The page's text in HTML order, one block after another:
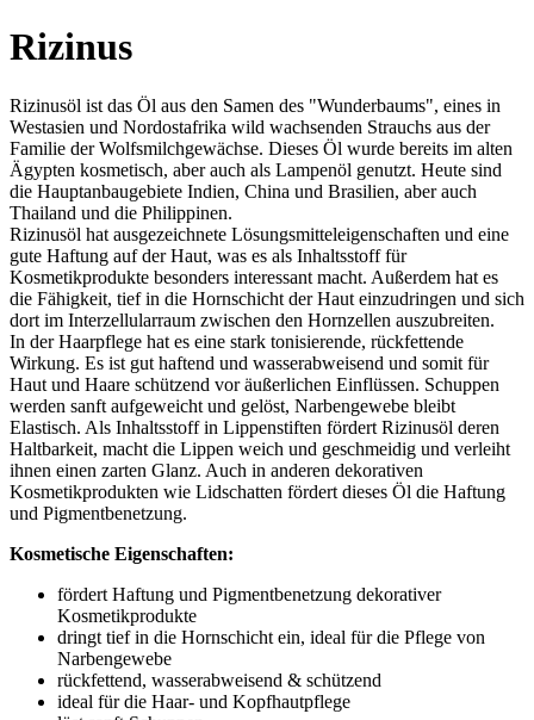
Rizinus
Rizinusöl ist das Öl aus den Samen des "Wunderbaums", eines in
Westasien und Nordostafrika wild wachsenden Strauchs aus der
Familie der Wolfsmilchgewächse. Dieses Öl wurde bereits im alten
Ägypten kosmetisch, aber auch als Lampenöl genutzt. Heute sind
die Hauptanbaugebiete Indien, China und Brasilien, aber auch
Thailand und die Philippinen.
Rizinusöl hat ausgezeichnete Lösungsmitteleigenschaften und eine
gute Haftung auf der Haut, was es als Inhaltsstoff für
Kosmetikprodukte besonders interessant macht. Außerdem hat es
die Fähigkeit, tief in die Hornschicht der Haut einzudringen und sich
dort im Interzellularraum zwischen den Hornzellen auszubreiten.
In der Haarpflege hat es eine stark tonisierende, rückfettende
Wirkung. Es ist gut haftend und wasserabweisend und somit für
Haut und Haare schützend vor äußerlichen Einflüssen. Schuppen
werden sanft aufgeweicht und gelöst, Narbengewebe bleibt
Elastisch. Als Inhaltsstoff in Lippenstiften fördert Rizinusöl deren
Haltbarkeit, macht die Lippen weich und geschmeidig und verleiht
ihnen einen zarten Glanz. Auch in anderen dekorativen
Kosmetikprodukten wie Lidschatten fördert dieses Öl die Haftung
und Pigmentbenetzung.
Kosmetische Eigenschaften:
fördert Haftung und Pigmentbenetzung dekorativer
Kosmetikprodukte
dringt tief in die Hornschicht ein, ideal für die Pflege von
Narbengewebe
rückfettend, wasserabweisend & schützend
ideal für die Haar- und Kopfhautpflege